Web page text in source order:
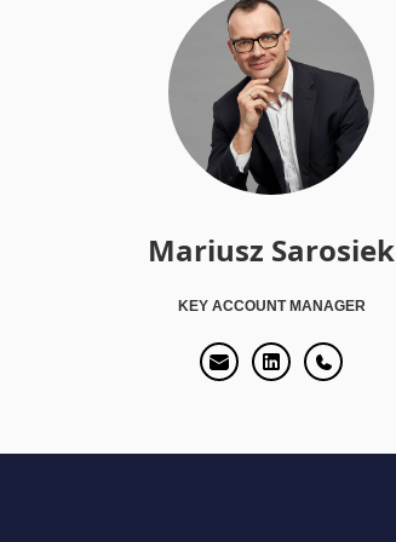
Mariusz Sarosiek
KEY ACCOUNT MANAGER